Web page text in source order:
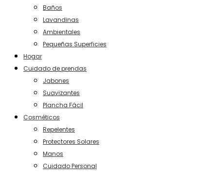
Baños
Lavandinas
Ambientales
Pequeñas Superficies
Hogar
Cuidado de prendas
Jabones
Suavizantes
Plancha Fácil
Cosméticos
Repelentes
Protectores Solares
Manos
Cuidado Personal